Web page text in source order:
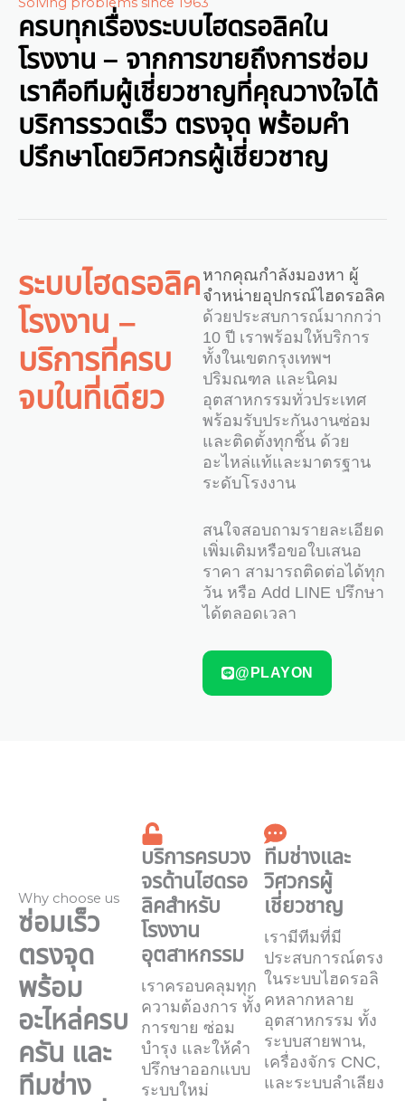
ครบทุกเรื่องระบบไฮดรอลิคใน
โรงงาน – จากการขายถึงการซ่อม
เราคือทีมผู้เชี่ยวชาญที่คุณวางใจได้
บริการรวดเร็ว ตรงจุด พร้อมคำ
ปรึกษาโดยวิศวกรผู้เชี่ยวชาญ
ระบบไฮดรอลิค
โรงงาน –
บริการที่ครบ
จบในที่เดียว
หากคุณกำลังมองหา ผู้
จำหน่ายอุปกรณ์ไฮดรอลิค
ด้วยประสบการณ์มากกว่า
10 ปี เราพร้อมให้บริการ
ทั้งในเขตกรุงเทพฯ
ปริมณฑล และนิคม
อุตสาหกรรมทั่วประเทศ
พร้อมรับประกันงานซ่อม
และติดตั้งทุกชิ้น ด้วย
อะไหล่แท้และมาตรฐาน
ระดับโรงงาน
สนใจสอบถามรายละเอียด
เพิ่มเติมหรือขอใบเสนอ
ราคา สามารถติดต่อได้ทุก
วัน หรือ Add LINE ปรึกษา
ได้ตลอดเวลา
@PLAYON
Why choose us
ซ่อมเร็ว
ตรงจุด
พร้อม
อะไหล่ครบ
ครัน และ
ทีมช่าง
บริการครบวง
จรด้านไฮดรอ
ลิคสำหรับ
โรงงาน
อุตสาหกรรม
เราครอบคลุมทุก
ความต้องการ ทั้ง
การขาย ซ่อม
บำรุง และให้คำ
ปรึกษาออกแบบ
ระบบใหม่
ทีมช่างและ
วิศวกรผู้
เชี่ยวชาญ
เรามีทีมที่มี
ประสบการณ์ตรง
ในระบบไฮดรอลิ
คหลากหลาย
อุตสาหกรรม ทั้ง
ระบบสายพาน,
เครื่องจักร CNC,
และระบบลำเลียง